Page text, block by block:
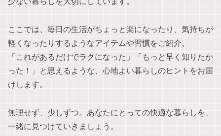
ここでは、毎日の生活がちょっと楽になったり、気持ちが
軽くなったりするようなアイテムや習慣をご紹介。
「これがあるだけでラクになった」「もっと早く知りたか
った！」と思えるような、心地よい暮らしのヒントをお届
けします。
無理せず、少しずつ。あなたにとっての快適な暮らしを、
一緒に見つけていきましょう。